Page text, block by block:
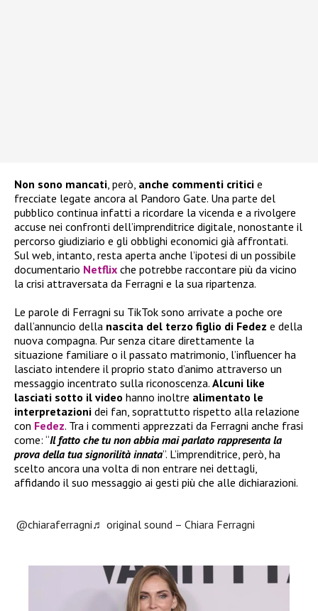
Non sono mancati , però, anche commenti critici e
frecciate legate ancora al Pandoro Gate. Una parte del
pubblico continua infatti a ricordare la vicenda e a rivolgere
accuse nei confronti dell’imprenditrice digitale, nonostante il
percorso giudiziario e gli obblighi economici già affrontati.
Sul web, intanto, resta aperta anche l’ipotesi di un possibile
documentario Netflix che potrebbe raccontare più da vicino
la crisi attraversata da Ferragni e la sua ripartenza.
Le parole di Ferragni su TikTok sono arrivate a poche ore
dall’annuncio della nascita del terzo figlio di Fedez e della
nuova compagna. Pur senza citare direttamente la
situazione familiare o il passato matrimonio, l’influencer ha
lasciato intendere il proprio stato d’animo attraverso un
messaggio incentrato sulla riconoscenza. Alcuni like
lasciati sotto il video hanno inoltre alimentato le
interpretazioni dei fan, soprattutto rispetto alla relazione
con Fedez. Tra i commenti apprezzati da Ferragni anche frasi
come: “Il fatto che tu non abbia mai parlato rappresenta la
prova della tua signorilità innata”. L’imprenditrice, però, ha
scelto ancora una volta di non entrare nei dettagli,
affidando il suo messaggio ai gesti più che alle dichiarazioni.
@chiaraferragni♬ original sound – Chiara Ferragni